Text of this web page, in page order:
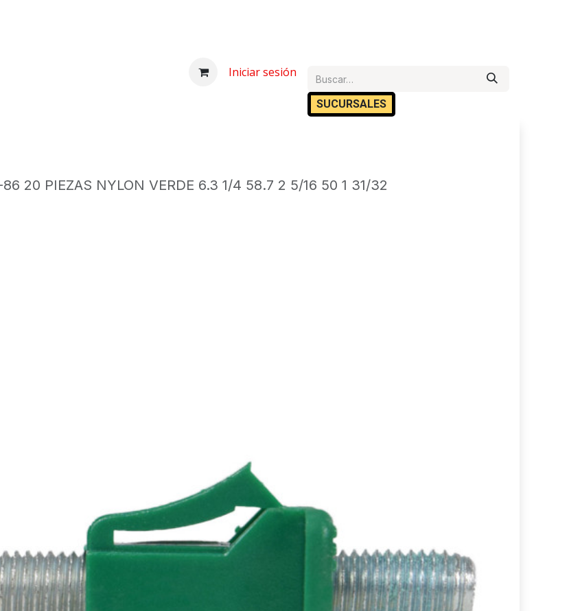
Centro de Ayuda Cita Contáctanos
Iniciar sesión
SUCURSA​​LES
20 PIEZAS NYLON VERDE 6.3 1/4 58.7 2 5/16 50 1 31/32